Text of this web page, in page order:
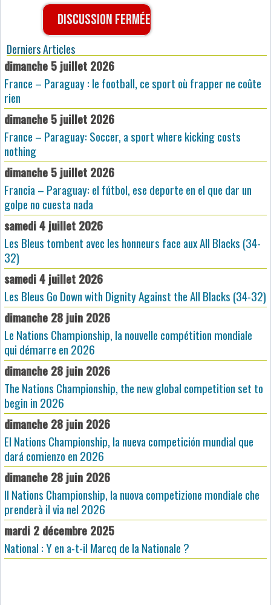
Discussion fermée
Derniers Articles
dimanche 5 juillet 2026
France – Paraguay : le football, ce sport où frapper ne coûte
rien
dimanche 5 juillet 2026
France – Paraguay: Soccer, a sport where kicking costs
nothing
dimanche 5 juillet 2026
Francia – Paraguay: el fútbol, ese deporte en el que dar un
golpe no cuesta nada
samedi 4 juillet 2026
Les Bleus tombent avec les honneurs face aux All Blacks (34-
32)
samedi 4 juillet 2026
Les Bleus Go Down with Dignity Against the All Blacks (34-32)
dimanche 28 juin 2026
Le Nations Championship, la nouvelle compétition mondiale
qui démarre en 2026
dimanche 28 juin 2026
The Nations Championship, the new global competition set to
begin in 2026
dimanche 28 juin 2026
El Nations Championship, la nueva competición mundial que
dará comienzo en 2026
dimanche 28 juin 2026
Il Nations Championship, la nuova competizione mondiale che
prenderà il via nel 2026
mardi 2 décembre 2025
National : Y en a-t-il Marcq de la Nationale ?